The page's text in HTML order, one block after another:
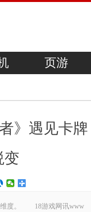
页游
》遇见卡牌
变
维度。 18游戏网讯www